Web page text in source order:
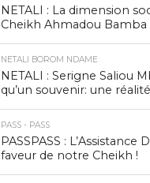
NETALI : La dimension
Cheikh Ahmadou Bamba
NETALI BOROM NDAME
NETALI : Serigne Saliou
qu’un souvenir: une
PASS - PASS
PASSPASS : L’Assistance
faveur de notre Cheikh !